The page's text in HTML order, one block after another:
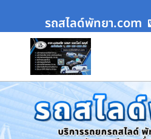
รถสไลด์พัทยา.com